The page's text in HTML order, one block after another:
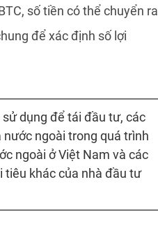
số tiền có thể chuyển ra
để xác định số lợi
dụng để tái đầu tư, các
ngoài trong quá trình
ngoài ở Việt Nam và các
tiêu khác của nhà đầu tư